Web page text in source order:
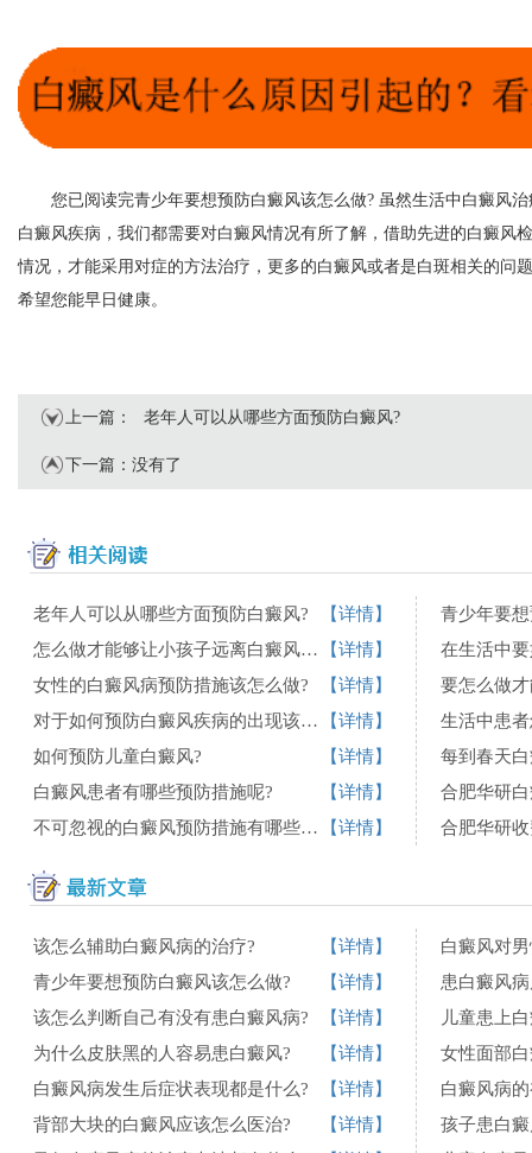
您已阅读完青少年要想预防白癜风该怎么做? 虽然生活中白癜风治
白癜风疾病，我们都需要对白癜风情况有所了解，借助先进的白癜风
情况，才能采用对症的方法治疗，更多的白癜风或者是白斑相关的问
希望您能早日健康。
上一篇： 老年人可以从哪些方面预防白癜风?
下一篇：没有了
老年人可以从哪些方面预防白癜风?
【详情】
怎么做才能够让小孩子远离白癜风的发生?
【详情】
女性的白癜风病预防措施该怎么做?
【详情】
对于如何预防白癜风疾病的出现该怎么做?
【详情】
如何预防儿童白癜风?
【详情】
白癜风患者有哪些预防措施呢?
【详情】
不可忽视的白癜风预防措施有哪些呢?
【详情】
青少年要
要怎么做
生活中患
每到春天
该怎么辅助白癜风病的治疗?
【详情】
青少年要想预防白癜风该怎么做?
【详情】
该怎么判断自己有没有患白癜风病?
【详情】
为什么皮肤黑的人容易患白癜风?
【详情】
白癜风病发生后症状表现都是什么?
【详情】
背部大块的白癜风应该怎么医治?
【详情】
白癜风对
患白癜风
儿童患上
女性面部
白癜风病
孩子患白